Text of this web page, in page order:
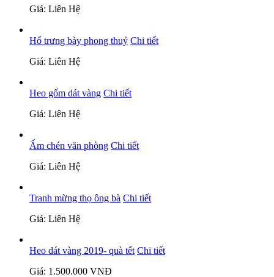
Giá: Liên Hệ
Hổ trưng bày phong thuỷ Chi tiết
Giá: Liên Hệ
Heo gốm dát vàng Chi tiết
Giá: Liên Hệ
Ấm chén văn phòng Chi tiết
Giá: Liên Hệ
Tranh mừng thọ ông bà Chi tiết
Giá: Liên Hệ
Heo dát vàng 2019- quà tết Chi tiết
Giá: 1.500.000 VNĐ